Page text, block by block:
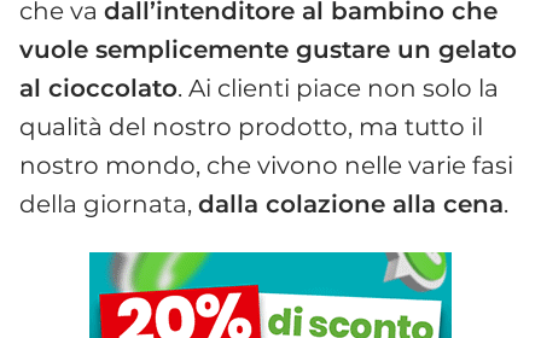
che va dall’intenditore al bambino che
vuole semplicemente gustare un gelato
al cioccolato. Ai clienti piace non solo la
qualità del nostro prodotto, ma tutto il
nostro mondo, che vivono nelle varie fasi
della giornata, dalla colazione alla cena.